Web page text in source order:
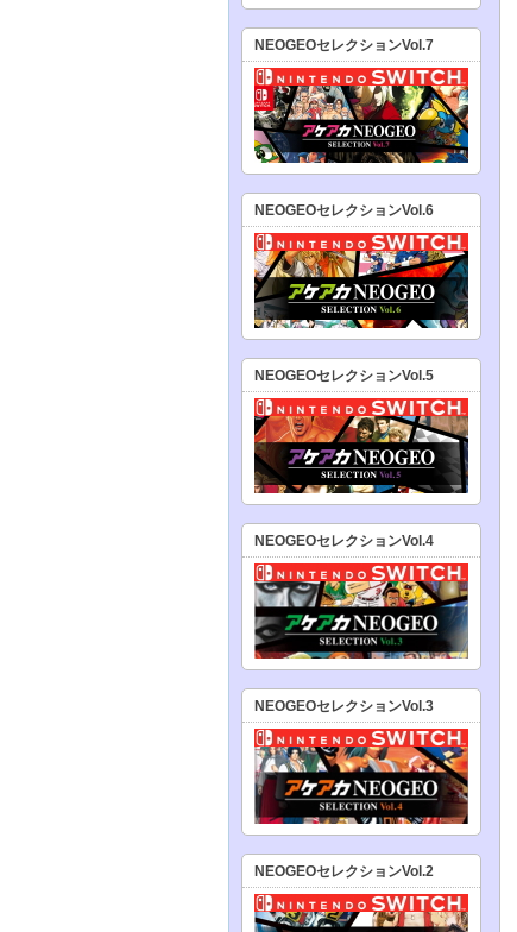
NEOGEOセレクションVol.7
NEOGEOセレクションVol.6
NEOGEOセレクションVol.5
NEOGEOセレクションVol.4
NEOGEOセレクションVol.3
NEOGEOセレクションVol.2